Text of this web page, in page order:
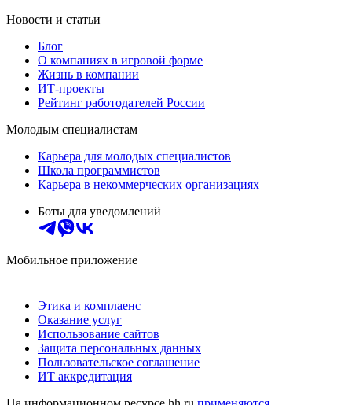
Новости и статьи
Блог
О компаниях в игровой форме
Жизнь в компании
ИТ-проекты
Рейтинг работодателей России
Молодым специалистам
Карьера для молодых специалистов
Школа программистов
Карьера в некоммерческих организациях
Боты для уведомлений
Мобильное приложение
Этика и комплаенс
Оказание услуг
Использование сайтов
Защита персональных данных
Пользовательское соглашение
ИТ аккредитация